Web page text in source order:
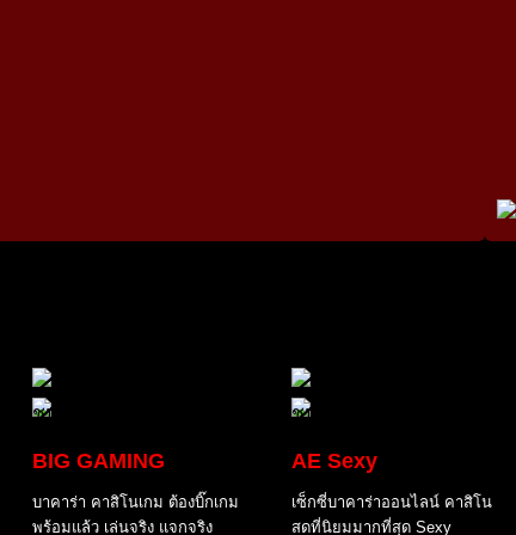
BIG GAMING
บาคาร่า คาสิโนเกม ต้องบิ๊กเกม
พร้อมแล้ว เล่นจริง แจกจริง
AE Sexy
เซ็กซี่บาคาร่าออนไลน์ คาสิโน
สดที่นิยมมากที่สุด Sexy